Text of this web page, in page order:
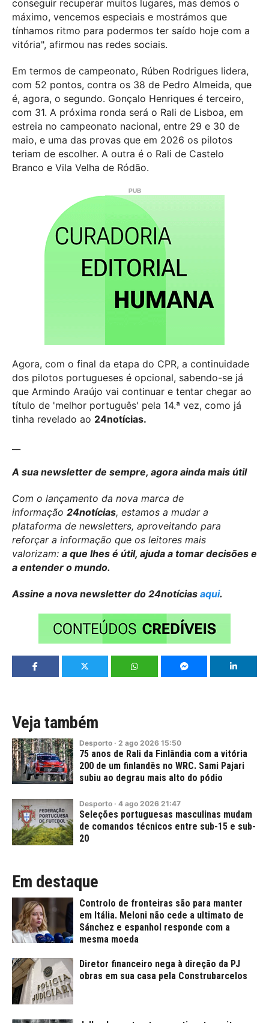
conseguir recuperar muitos lugares, mas demos o
máximo, vencemos especiais e mostrámos que
tínhamos ritmo para podermos ter saído hoje com a
vitória", afirmou nas redes sociais.
Em termos de campeonato, Rúben Rodrigues lidera,
com 52 pontos, contra os 38 de Pedro Almeida, que
é, agora, o segundo. Gonçalo Henriques é terceiro,
com 31. A próxima ronda será o Rali de Lisboa, em
estreia no campeonato nacional, entre 29 e 30 de
maio, e uma das provas que em 2026 os pilotos
teriam de escolher. A outra é o Rali de Castelo
Branco e Vila Velha de Ródão.
Agora, com o final da etapa do CPR, a continuidade
dos pilotos portugueses é opcional, sabendo-se já
que Armindo Araújo vai continuar e tentar chegar ao
título de 'melhor português' pela 14.ª vez, como já
tinha revelado ao 24notícias.
A sua newsletter de sempre, agora ainda mais útil
Com o lançamento da nova marca de
informação 24notícias, estamos a mudar a
plataforma de newsletters, aproveitando para
reforçar a informação que os leitores mais
valorizam: a que lhes é útil, ajuda a tomar decisões e
a entender o mundo.
Assine a nova newsletter do 24notícias aqui.
Veja também
Desporto · 2 ago 2026 15:50
75 anos de Rali da Finlândia com a vitória
200 de um finlandês no WRC. Sami Pajari
subiu ao degrau mais alto do pódio
Desporto · 4 ago 2026 21:47
Seleções portuguesas masculinas mudam
de comandos técnicos entre sub-15 e sub-
20
Em destaque
Controlo de fronteiras são para manter
em Itália. Meloni não cede a ultimato de
Sánchez e espanhol responde com a
mesma moeda
Diretor financeiro nega à direção da PJ
obras em sua casa pela Construbarcelos